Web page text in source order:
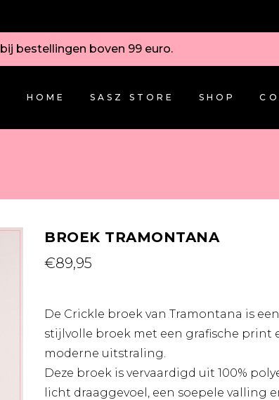
bij bestellingen boven 99 euro.
HOME SASZ STORE SHOP
BROEK TRAMONTANA
€89,95
De Crickle broek van Tramontana is
stijlvolle broek met een grafische print
moderne uitstraling.
Deze broek is vervaardigd uit 100%
licht draaggevoel, een soepele valling